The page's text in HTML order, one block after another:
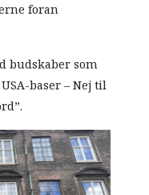
foran
budskaber som
baser – Nej til